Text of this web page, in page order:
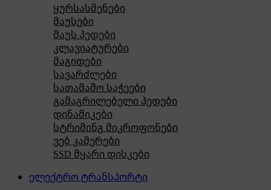
ყურსასმენები
მაუსები
მაუს პედები
კლავიატურები
მაგიდები
სავარძლები
სათამაშო საჭეები
გამაგრილებელი პედები
დინამიკები
სტრიმინგ მიკროფონები
ვებ კამერები
SSD მყარი დისკები
ელექტრო ტრანსპორტი